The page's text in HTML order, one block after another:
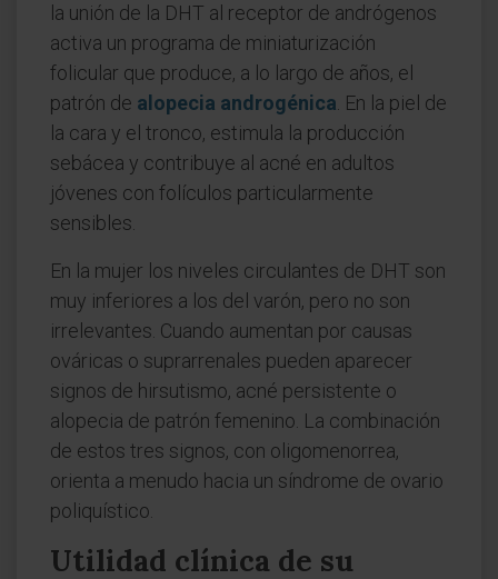
la unión de la DHT al receptor de andrógenos
activa un programa de miniaturización
folicular que produce, a lo largo de años, el
patrón de alopecia androgénica . En la piel de
la cara y el tronco, estimula la producción
sebácea y contribuye al acné en adultos
jóvenes con folículos particularmente
sensibles.
En la mujer los niveles circulantes de DHT son
muy inferiores a los del varón, pero no son
irrelevantes. Cuando aumentan por causas
ováricas o suprarrenales pueden aparecer
signos de hirsutismo, acné persistente o
alopecia de patrón femenino. La combinación
de estos tres signos, con oligomenorrea,
orienta a menudo hacia un síndrome de ovario
poliquístico.
Utilidad clínica de su